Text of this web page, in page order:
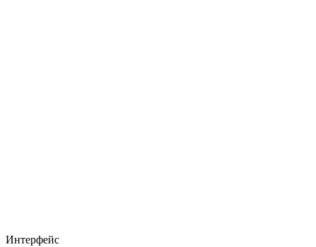
Интерфейс